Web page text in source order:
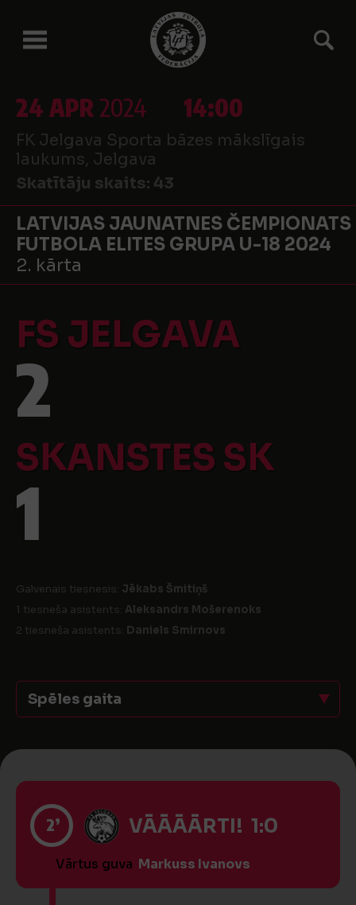
24 APR2024 14:00
FK Jelgava Sporta bāzes mākslīgais
laukums, Jelgava
Skatītāju skaits: 43
LATVIJAS JAUNATNES ČEMPIONATS
FUTBOLA ELITES GRUPA U-18 2024
2. kārta
FS JELGAVA
2
SKANSTES SK
1
Galvenais tiesnesis: Jēkabs Šmitiņš
1 tiesneša asistents: Aleksandrs Mošerenoks
2 tiesneša asistents: Daniels Smirnovs
Spēles gaita
2’ VĀĀĀĀRTI! 1:0
Vārtus guva Markuss Ivanovs